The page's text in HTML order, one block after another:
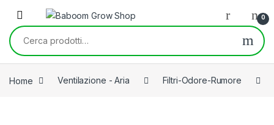
Skip to navigation
Skip to content
0
Cerca:
Home Ventilazione - Aria Filtri-Odore-Rumore